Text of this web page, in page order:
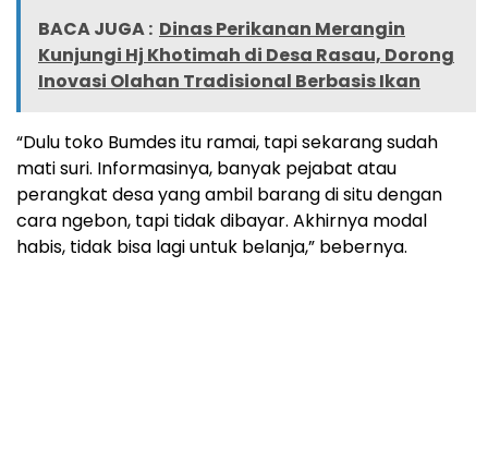
BACA JUGA : Dinas Perikanan Merangin
Kunjungi Hj Khotimah di Desa Rasau, Dorong
Inovasi Olahan Tradisional Berbasis Ikan
“Dulu toko Bumdes itu ramai, tapi sekarang sudah
mati suri. Informasinya, banyak pejabat atau
perangkat desa yang ambil barang di situ dengan
cara ngebon, tapi tidak dibayar. Akhirnya modal
habis, tidak bisa lagi untuk belanja,” bebernya.